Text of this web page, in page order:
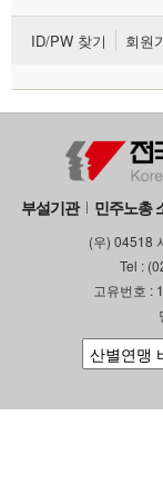
ID/PW 찾기 회원
부설기관 민주노총
(우) 04518
Tel :
고유번호 :
- 임원소개
- 11기 14대 임원
- 역대 임원
- 선언/강령/규약
- 선언
- 강령
- 오시는 길